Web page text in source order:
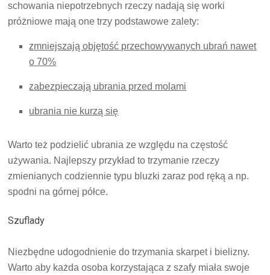
schowania niepotrzebnych rzeczy nadają się worki
próżniowe mają one trzy podstawowe zalety:
zmniejszają objętość przechowywanych ubrań nawet
o 70%
zabezpieczają ubrania przed molami
ubrania nie kurzą się
Warto też podzielić ubrania ze względu na częstość
używania. Najlepszy przykład to trzymanie rzeczy
zmienianych codziennie typu bluzki zaraz pod ręką a np.
spodni na górnej półce.
Szuflady
Niezbędne udogodnienie do trzymania skarpet i bielizny.
Warto aby każda osoba korzystająca z szafy miała swoje